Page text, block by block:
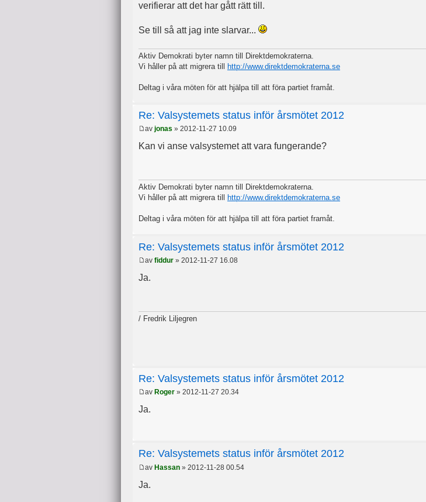
verifierar att det har gått rätt till.
Se till så att jag inte slarvar...
Aktiv Demokrati byter namn till Direktdemokraterna.
Vi håller på att migrera till
http://www.direktdemokraterna.se
Deltag i våra möten för att hjälpa till att föra partiet framåt.
Re: Valsystemets status inför årsmötet 2012
av jonas » 2012-11-27 10.09
Kan vi anse valsystemet att vara fungerande?
Aktiv Demokrati byter namn till Direktdemokraterna.
Vi håller på att migrera till http://www.direktdemokraterna.se
Deltag i våra möten för att hjälpa till att föra partiet framåt.
Re: Valsystemets status inför årsmötet 2012
av fiddur » 2012-11-27 16.08
Ja.
/ Fredrik Liljegren
Re: Valsystemets status inför årsmötet 2012
av Roger » 2012-11-27 20.34
Ja.
Re: Valsystemets status inför årsmötet 2012
av Hassan » 2012-11-28 00.54
Ja.